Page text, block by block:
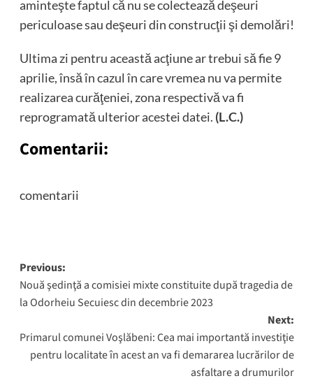
aminteşte faptul că nu se colectează deşeuri
periculoase sau deşeuri din construcţii şi demolări!
Ultima zi pentru această acţiune ar trebui să fie 9
aprilie, însă în cazul în care vremea nu va permite
realizarea curăţeniei, zona respectivă va fi
reprogramată ulterior acestei datei. (L.C.)
Comentarii:
comentarii
Post
navigation
Previous:
Nouă şedinţă a comisiei mixte constituite după tragedia de
la Odorheiu Secuiesc din decembrie 2023
Next:
Primarul comunei Voşlăbeni: Cea mai importantă investiţie
pentru localitate în acest an va fi demararea lucrărilor de
asfaltare a drumurilor